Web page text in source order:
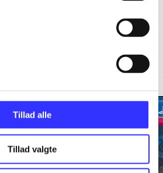
Tillad alle
Tillad valgte